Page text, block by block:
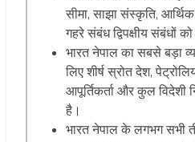
सीमा, साझा संस्कृति,
गहरे संबंध द्विपक्षीय संबंधों
भारत नेपाल का सबसे बड़ा
लिए शीर्ष स्रोत देश,
आपूर्तिकर्ता और कुल विदेशी
है।
भारत नेपाल के लगभग सभी